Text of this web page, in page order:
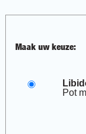
Maak uw keuze:
Pot